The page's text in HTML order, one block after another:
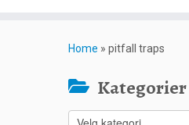
Home » pitfall traps
Kategorier
Kategorier